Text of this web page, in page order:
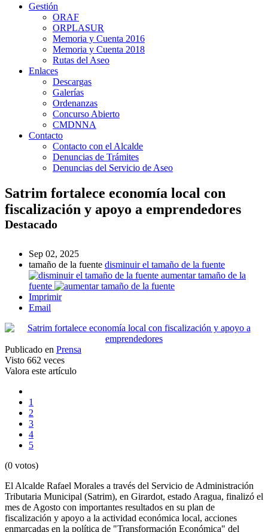
Gestión
ORAF
ORPLASUR
Memoria y Cuenta 2016
Memoria y Cuenta 2018
Rutas del Aseo
Enlaces
Descargas
Galerías
Ordenanzas
Concurso Abierto
CMDNNA
Contacto
Contacto con el Alcalde
Denuncias de Trámites
Denuncias del Servicio de Aseo
Satrim fortalece economía local con
fiscalización y apoyo a emprendedores
Destacado
Sep 02, 2025
tamaño de la fuente disminuir el tamaño de la fuente
aumentar tamaño de la
fuente
Imprimir
Email
Publicado en Prensa
Visto 662 veces
Valora este artículo
1
2
3
4
5
(0 votos)
El Alcalde Rafael Morales a través del Servicio de Administración
Tributaria Municipal (Satrim), en Girardot, estado Aragua, finalizó el
mes de Agosto con importantes resultados en su plan de
fiscalización y apoyo a la actividad económica local, acciones
enmarcadas en la política de "Transformación Económica" del